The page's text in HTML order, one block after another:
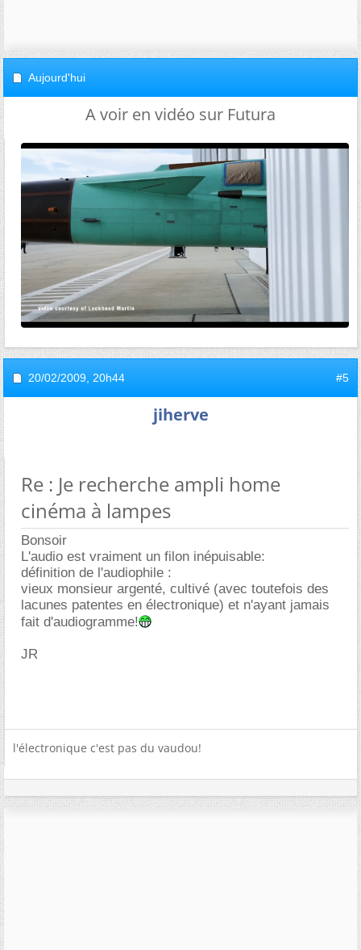
Aujourd'hui
A voir en vidéo sur Futura
20/02/2009, 20h44 #5
jiherve
Re : Je recherche ampli home
cinéma à lampes
Bonsoir
L'audio est vraiment un filon inépuisable:
définition de l'audiophile :
vieux monsieur argenté, cultivé (avec toutefois des
lacunes patentes en électronique) et n'ayant jamais
fait d'audiogramme!
JR
l'électronique c'est pas du vaudou!